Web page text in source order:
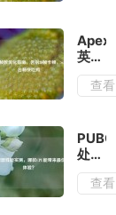
能？
详细
与常
见问
答
Apex
英雄
帧数
优化
告别
20
顿，
查看
PUBG
处理
器性
能实
查看